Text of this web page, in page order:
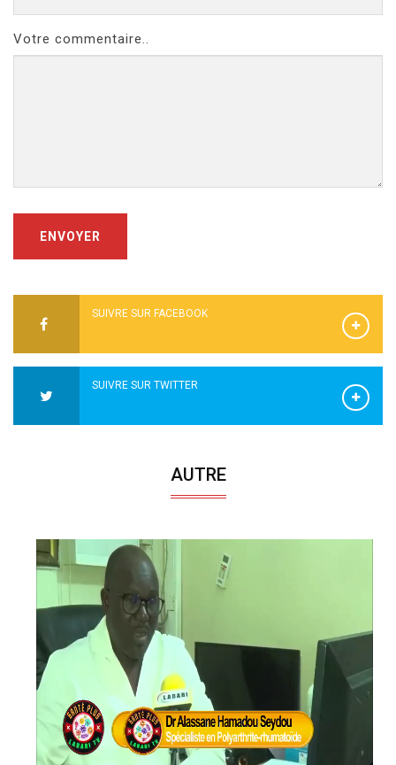
Votre commentaire..
ENVOYER
SUIVRE SUR FACEBOOK
SUIVRE SUR TWITTER
AUTRE